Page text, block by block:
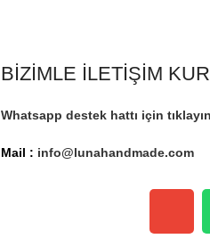
BİZİMLE İLETİŞİM
Whatsapp destek hattı için
Mail : info@lunahandmade.com